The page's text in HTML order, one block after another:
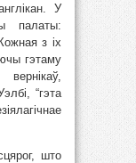
У
палаты:
з іх
гэтаму
“гэта
што